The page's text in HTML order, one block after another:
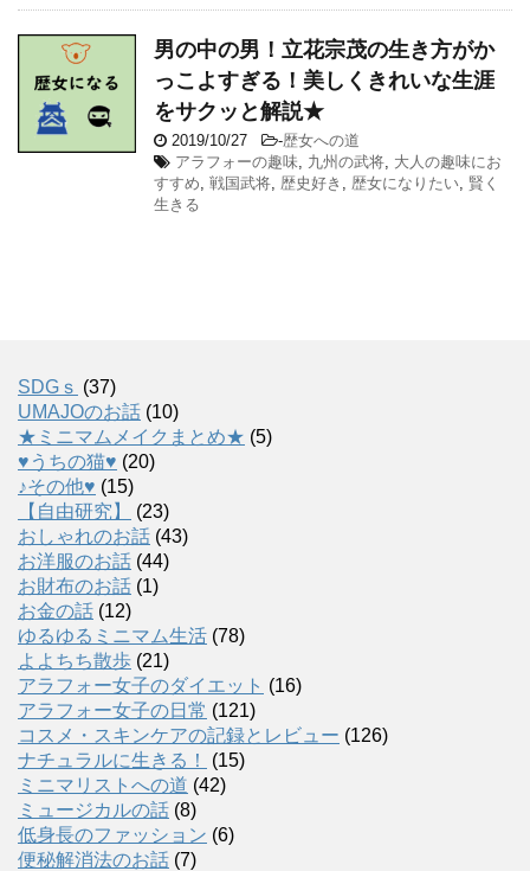
男の中の男！立花宗茂の生き方がか
っこよすぎる！美しくきれいな生涯
をサクッと解説★
2019/10/27 -歴女への道
アラフォーの趣味
九州の武将 大人の趣味にお
すすめ 戦国武将 歴史好き 歴女になりたい 賢く
生きる
SDGｓ (37)
UMAJOのお話 (10)
★ミニマムメイクまとめ★ (5)
♥うちの猫♥ (20)
♪その他♥ (15)
【自由研究】
(23)
おしゃれのお話 (43)
お洋服のお話 (44)
お財布のお話 (1)
お金の話 (12)
ゆるゆるミニマム生活 (78)
よよちち散歩 (21)
アラフォー女子のダイエット (16)
アラフォー女子の日常 (121)
コスメ・スキンケアの記録とレビュー (126)
ナチュラルに生きる！
(15)
ミニマリストへの道 (42)
ミュージカルの話 (8)
低身長のファッション (6)
便秘解消法のお話 (7)